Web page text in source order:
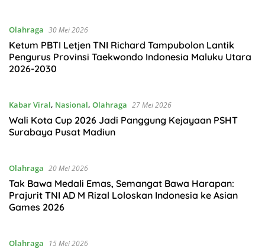
Olahraga 30 Mei 2026
Ketum PBTI Letjen TNI Richard Tampubolon Lantik
Pengurus Provinsi Taekwondo Indonesia Maluku Utara
2026-2030
Kabar Viral, Nasional, Olahraga 27 Mei 2026
Wali Kota Cup 2026 Jadi Panggung Kejayaan PSHT
Surabaya Pusat Madiun
Olahraga 20 Mei 2026
Tak Bawa Medali Emas, Semangat Bawa Harapan:
Prajurit TNI AD M Rizal Loloskan Indonesia ke Asian
Games 2026
Olahraga 15 Mei 2026